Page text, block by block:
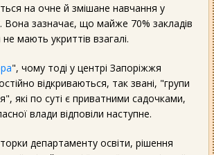
на очне й змішане навчання у
Вона зазначає, що майже 70% закладів
не мають укриттів взагалі.
", чому тоді у центрі Запоріжжя
відкриваються, так звані, "групи
які по суті є приватними садочками,
влади відповіли наступне.
департаменту освіти, рішення